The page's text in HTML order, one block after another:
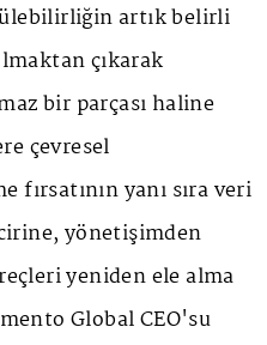
artık belirli
çıkarak
bir parçası haline
çevresel
fırsatının yanı sıra veri
yönetişimden
yeniden ele alma
Global CEO'su